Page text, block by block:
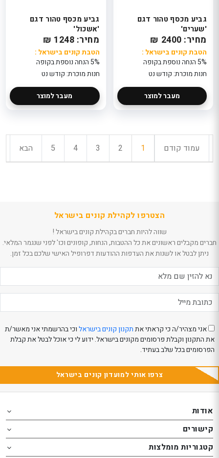
גביע מכסף טהור דגם
'שערים'
מחיר: 2400 ₪
הטבת קונים בישראל :
5% הנחה נוספת בקופה
חנות מוכרת: קודש נט
מעבר למוצר
גביע מכסף טהור דגם
'אשכול'
מחיר: 1248 ₪
הטבת קונים בישראל :
5% הנחה נוספת בקופה
חנות מוכרת: קודש נט
מעבר למוצר
עמוד קודם 1
2
3
4
5 הבא
הצטרפו לקהילת קונים בישראל
שווה להיות חברים בקהילת קונים בישראל !
חברים מקבלים ראשונים את כל ההטבות, הנחות, קופונים וכו' לפני שנגמר המלאי.
ניתן לבטל או לשנות את העדפות ההודעות דפרופיל האישי שלכם בכל זמן.
אני מצהיר/ה כי קראתי אתתקנון קונים בישראלוכי בהרשמתי אני מאשר/ת
את התקנון וקבלת פרסומים מקונים בישראל. ידוע לי כי אוכל לבטל את קבלת
הפרסומים בכל שלב בעתיד.
צרפו אותי למועדון קונים בישראל
footer
the
website,
footer
the
website,
אודות
קישורים
קטגוריות מומלצות